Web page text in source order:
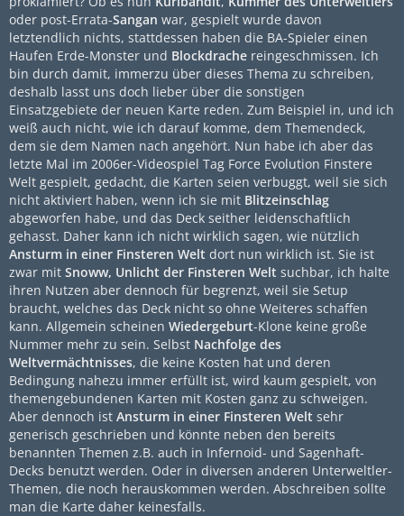
oder post-Errata-Sangan war, gespielt wurde davon
letztendlich nichts, stattdessen haben die BA-Spieler einen
Haufen Erde-Monster und Blockdrache reingeschmissen. Ich
bin durch damit, immerzu über dieses Thema zu schreiben,
deshalb lasst uns doch lieber über die sonstigen
Einsatzgebiete der neuen Karte reden. Zum Beispiel in, und ich
weiß auch nicht, wie ich darauf komme, dem Themendeck,
dem sie dem Namen nach angehört. Nun habe ich aber das
letzte Mal im 2006er-Videospiel Tag Force Evolution Finstere
Welt gespielt, gedacht, die Karten seien verbuggt, weil sie sich
nicht aktiviert haben, wenn ich sie mit Blitzeinschlag
abgeworfen habe, und das Deck seither leidenschaftlich
gehasst. Daher kann ich nicht wirklich sagen, wie nützlich
Ansturm in einer Finsteren Welt dort nun wirklich ist. Sie ist
zwar mit Snoww, Unlicht der Finsteren Welt suchbar, ich halte
ihren Nutzen aber dennoch für begrenzt, weil sie Setup
braucht, welches das Deck nicht so ohne Weiteres schaffen
kann. Allgemein scheinen Wiedergeburt-Klone keine große
Nummer mehr zu sein. Selbst Nachfolge des
Weltvermächtnisses, die keine Kosten hat und deren
Bedingung nahezu immer erfüllt ist, wird kaum gespielt, von
themengebundenen Karten mit Kosten ganz zu schweigen.
Aber dennoch ist Ansturm in einer Finsteren Welt sehr
generisch geschrieben und könnte neben den bereits
benannten Themen z.B. auch in Infernoid- und Sagenhaft-
Decks benutzt werden. Oder in diversen anderen Unterweltler-
Themen, die noch herauskommen werden. Abschreiben sollte
man die Karte daher keinesfalls.